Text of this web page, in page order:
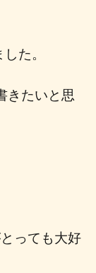
た。
きたいと思
っても大好